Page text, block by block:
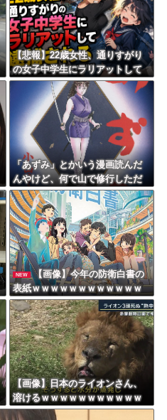
日本旅行キャンセルすべきか…1万年ぶり史上最大級の火山の兆し＝韓国の反応
海外「おめでとうタキ！」リヴァプール南野がバースデーゴール！！
Powered by livedoor 相互RSS
【悲報】22歳女性、通りすがり
の女子中学生にラリアットして
逮捕されるｗｗｗｗｗｗｗｗｗ
ｗｗｗｗ
「あずみ」とかいう漫画読んだ
んやけど、何で山で修行しただ
けの子供達があんなに強いんや
NEW
【画像】今年の防衛白書の
表紙ｗｗｗｗｗｗｗｗｗｗｗｗ
ｗｗｗｗｗｗｗ
【画像】日本のライオンさん、
溶けるｗｗｗｗｗｗｗｗｗｗｗ
ｗｗｗ